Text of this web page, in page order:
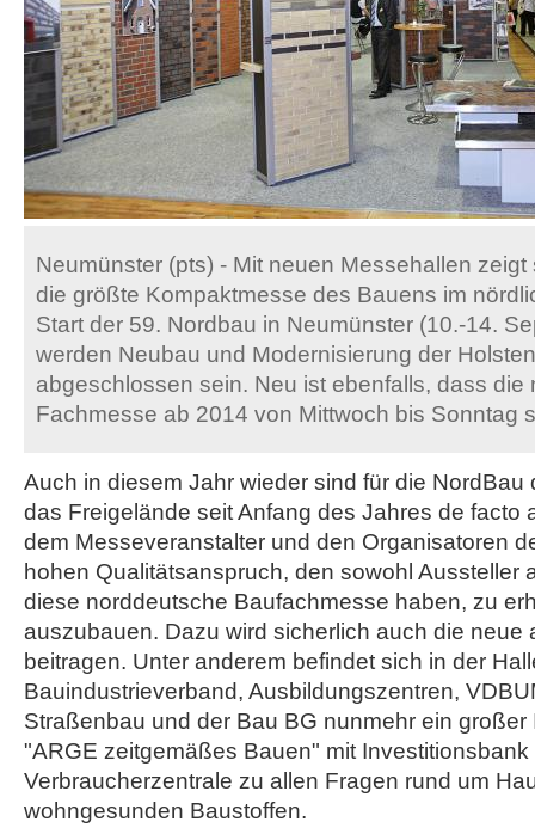
Neumünster (pts) - Mit neuen Messehallen
die größte Kompaktmesse des Bauens im
Start der 59. Nordbau in Neumünster (10.-14.
werden Neubau und Modernisierung der
abgeschlossen sein. Neu ist ebenfalls, dass die
Fachmesse ab 2014 von Mittwoch bis Sonntag
Auch in diesem Jahr wieder sind für die NordBau
das Freigelände seit Anfang des Jahres de facto
dem Messeveranstalter und den Organisatoren
hohen Qualitätsanspruch, den sowohl Aussteller
diese norddeutsche Baufachmesse haben, zu
auszubauen. Dazu wird sicherlich auch die neue
beitragen. Unter anderem befindet sich in der
Bauindustrieverband, Ausbildungszentren,
Straßenbau und der Bau BG nunmehr ein
"ARGE zeitgemäßes Bauen" mit Investitionsbank
Verbraucherzentrale zu allen Fragen rund um
wohngesunden Baustoffen.